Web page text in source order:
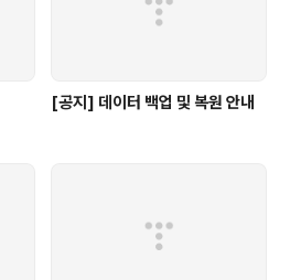
[공지] 데이터 백업 및 복원 안내